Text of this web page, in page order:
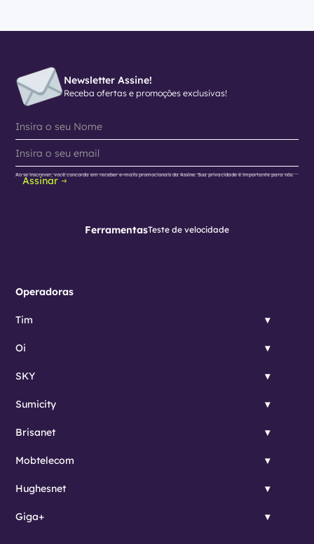
Newsletter Assine!
Receba ofertas e promoções exclusivas!
Assinar
Ao se inscrever, você concorda em receber e-mails promocionais da Assine. Sua privacidade é importante para nós.
FerramentasTeste de velocidade
Operadoras
Tim
Oi
SKY
Sumicity
Brisanet
Mobtelecom
Hughesnet
Giga+